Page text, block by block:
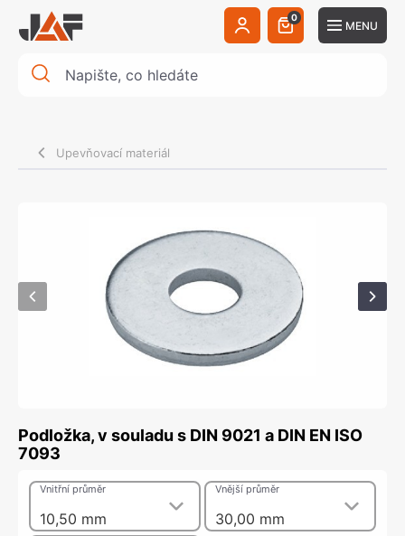
0
MENU
Upevňovací materiál
Podložka, v souladu s DIN 9021 a DIN EN ISO
7093
10,50 mm
Vnitřní průměr
30,00 mm
Vnější průměr